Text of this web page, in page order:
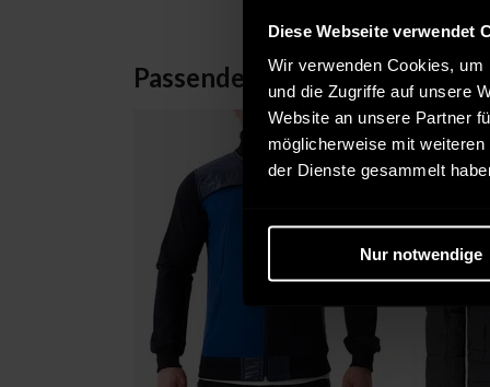
Diese Webseite verwendet
Wir verwenden Cookies,
und die Zugriffe auf unsere
Website an unsere Partner
möglicherweise mit
der Dienste gesammelt
Nur notwendige
Passende Alternativen